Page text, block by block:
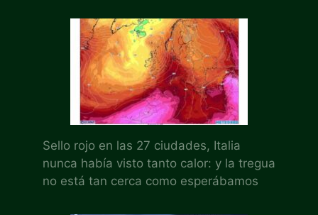
Sello rojo en las 27 ciudades, Italia
nunca había visto tanto calor: y la tregua
no está tan cerca como esperábamos